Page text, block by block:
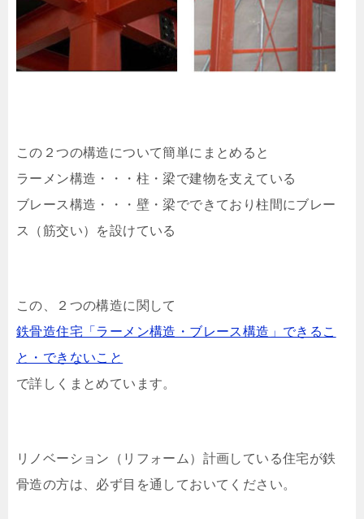
この２つの構造について簡単にまとめると
ラーメン構造・・・柱・梁で建物を支えている
ブレース構造・・・壁・梁でできており柱間にブレー
ス（筋交い）を設けている
この、２つの構造に関して
鉄骨造住宅「ラーメン構造・ブレース構造」できるこ
と・できないこと
で詳しくまとめています。
リノベーション（リフォーム）計画している住宅が鉄
骨造の方は、必ず目を通しておいてください。